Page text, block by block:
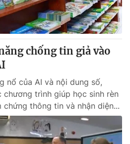
chống tin giả vào
nổ của AI và nội dung số,
chương trình giúp học sinh rèn
thông tin và nhận diện...